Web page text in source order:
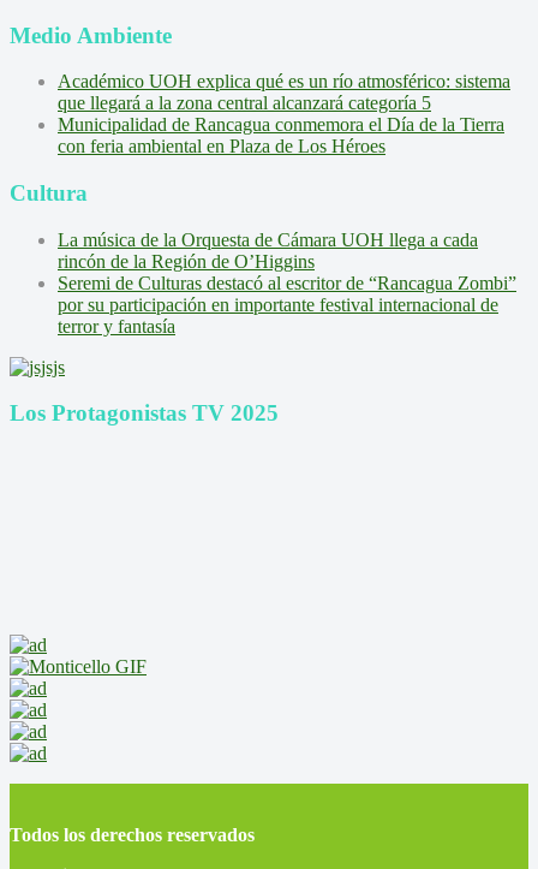
Medio Ambiente
Académico UOH explica qué es un río atmosférico: sistema
que llegará a la zona central alcanzará categoría 5
Municipalidad de Rancagua conmemora el Día de la Tierra
con feria ambiental en Plaza de Los Héroes
Cultura
La música de la Orquesta de Cámara UOH llega a cada
rincón de la Región de O’Higgins
Seremi de Culturas destacó al escritor de “Rancagua Zombi”
por su participación en importante festival internacional de
terror y fantasía
Los Protagonistas TV 2025
Todos los derechos reservados